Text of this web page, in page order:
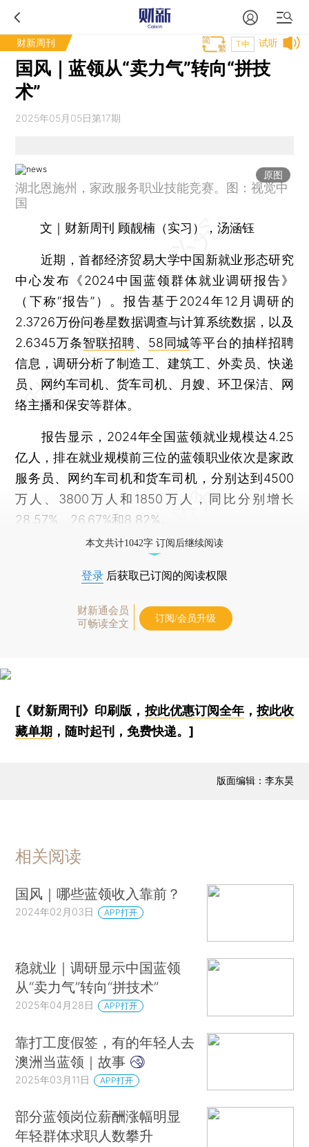
财新周刊 试听
T中
国风｜蓝领从“卖力气”转向“拼技
术”
2025年05月05日第17期
原图
湖北恩施州，家政服务职业技能竞赛。图：视觉中
国
文｜财新周刊 顾靓楠（实习），汤涵钰
近期，首都经济贸易大学中国新就业形态研究
中心发布《2024中国蓝领群体就业调研报告》
（下称“报告”）。报告基于2024年12月调研的
2.3726万份问卷星数据调查与计算系统数据，以及
2.6345万条智联招聘、 58同城等平台的抽样招聘
信息，调研分析了制造工、建筑工、外卖员、快递
员、网约车司机、货车司机、月嫂、环卫保洁、网
络主播和保安等群体。
报告显示，2024年全国蓝领就业规模达4.25
亿人，排在就业规模前三位的蓝领职业依次是家政
服务员、网约车司机和货车司机，分别达到4500
万人、3800万人和1850万人，同比分别增长
28.57%、26.67%和8.82%。
本文共计1042字 订阅后继续阅读
登录 后获取已订阅的阅读权限
财新通会员
可畅读全文
订阅/会员升级
[《财新周刊》印刷版， 按此优惠订阅全年， 按此收
藏单期 ，随时起刊，免费快递。]
版面编辑：李东昊
相关阅读
国风｜哪些蓝领收入靠前？
2024年02月03日 APP打开
稳就业｜调研显示中国蓝领
从“卖力气”转向“拼技术”
2025年04月28日 APP打开
靠打工度假签，有的年轻人去
澳洲当蓝领｜故事
2025年03月11日 APP打开
部分蓝领岗位薪酬涨幅明显
年轻群体求职人数攀升